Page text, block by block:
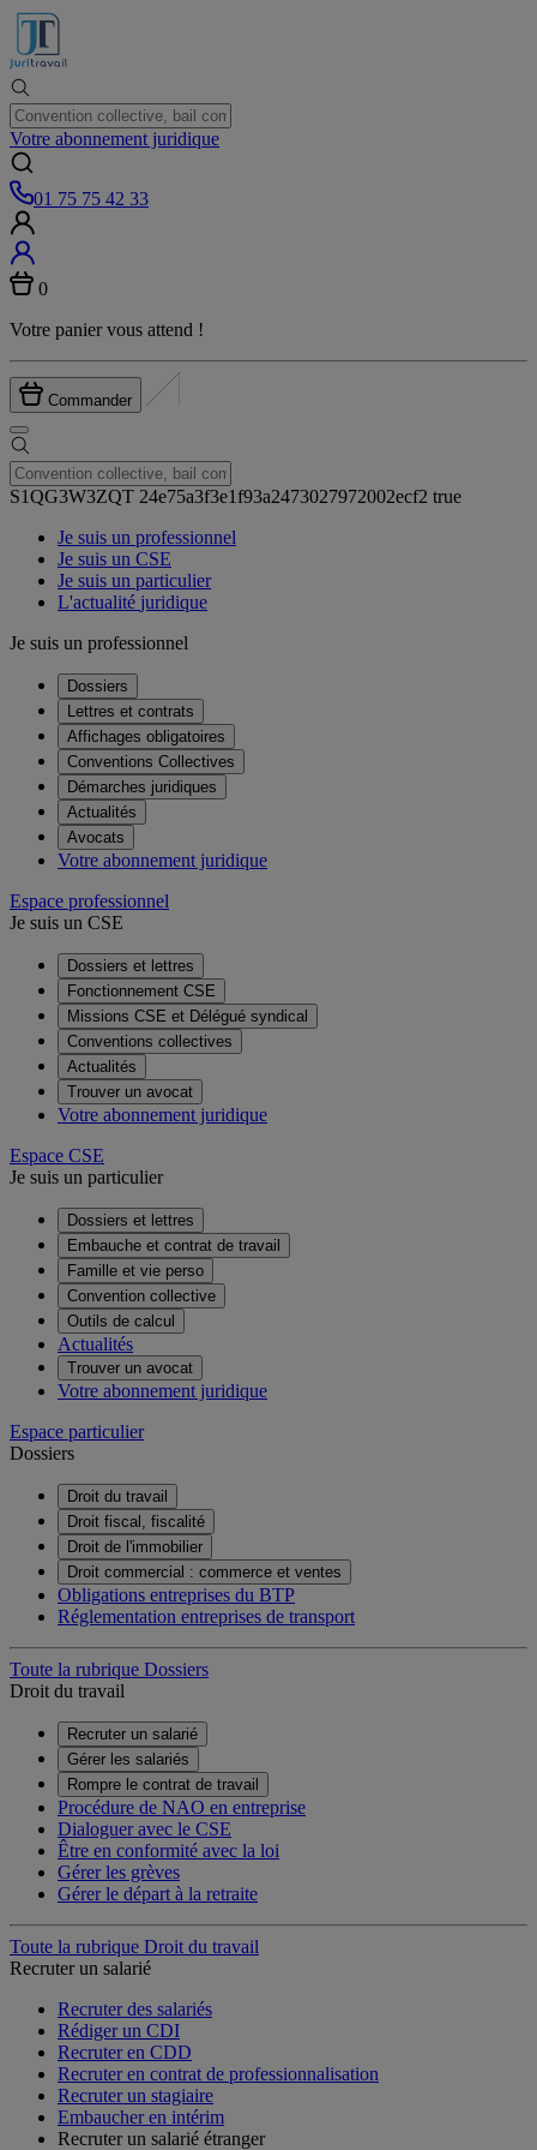
Votre abonnement juridique
01 75 75 42 33
0
Votre panier vous attend !
Commander
S1QG3W3ZQT 24e75a3f3e1f93a2473027972002ecf2 true
Je suis un professionnel
Je suis un CSE
Je suis un particulier
L'actualité juridique
Je suis un professionnel
Dossiers
Lettres et contrats
Affichages obligatoires
Conventions Collectives
Démarches juridiques
Actualités
Avocats
Votre abonnement juridique
Espace professionnel
Je suis un CSE
Dossiers et lettres
Fonctionnement CSE
Missions CSE et Délégué syndical
Conventions collectives
Actualités
Trouver un avocat
Votre abonnement juridique
Espace CSE
Je suis un particulier
Dossiers et lettres
Embauche et contrat de travail
Famille et vie perso
Convention collective
Outils de calcul
Actualités
Trouver un avocat
Votre abonnement juridique
Espace particulier
Dossiers
Droit du travail
Droit fiscal, fiscalité
Droit de l'immobilier
Droit commercial : commerce et ventes
Obligations entreprises du BTP
Réglementation entreprises de transport
Toute la rubrique Dossiers
Droit du travail
Recruter un salarié
Gérer les salariés
Rompre le contrat de travail
Procédure de NAO en entreprise
Dialoguer avec le CSE
Être en conformité avec la loi
Gérer les grèves
Gérer le départ à la retraite
Toute la rubrique Droit du travail
Recruter un salarié
Recruter des salariés
Rédiger un CDI
Recruter en CDD
Recruter en contrat de professionnalisation
Recruter un stagiaire
Embaucher en intérim
Recruter un salarié étranger